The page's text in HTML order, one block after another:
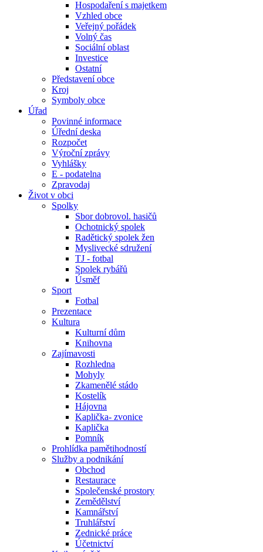
Hospodaření s majetkem
Vzhled obce
Veřejný pořádek
Volný čas
Sociální oblast
Investice
Ostatní
Představení obce
Kroj
Symboly obce
Úřad
Povinné informace
Úřední deska
Rozpočet
Výroční zprávy
Vyhlášky
E - podatelna
Zpravodaj
Život v obci
Spolky
Sbor dobrovol. hasičů
Ochotnický spolek
Radětický spolek žen
Myslivecké sdružení
TJ - fotbal
Spolek rybářů
Úsměf
Sport
Fotbal
Prezentace
Kultura
Kulturní dům
Knihovna
Zajímavosti
Rozhledna
Mohyly
Zkamenělé stádo
Kostelík
Hájovna
Kaplička- zvonice
Kaplička
Pomník
Prohlídka pamětihodností
Služby a podnikání
Obchod
Restaurace
Společenské prostory
Zemědělství
Kamnářství
Truhlářství
Zednické práce
Účetnictví